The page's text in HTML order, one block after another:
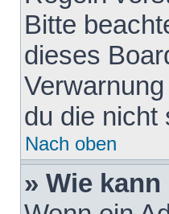
Bitte
dieses
du die nicht
Nach oben
» Wie